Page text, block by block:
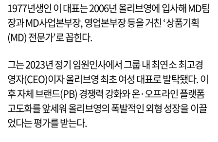
1977년생인 이 대표는 2006년 올리브영에 입사해 MD팀
장과 MD사업본부장, 영업본부장 등을 거친 ‘상품기획
(MD) 전문가’로 꼽힌다.
그는 2023년 정기 임원인사에서 그룹 내 최연소 최고경
영자(CEO)이자 올리브영 최초 여성 대표로 발탁됐다. 이
후 자체 브랜드(PB) 경쟁력 강화와 온·오프라인 플랫폼
고도화를 앞세워 올리브영의 폭발적인 외형 성장을 이끌
었다는 평가를 받는다.